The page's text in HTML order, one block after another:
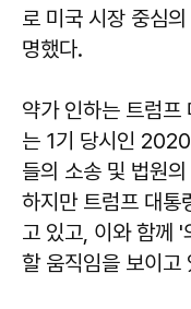
로 미국 시장 중심
명했다.
약가 인하는 트럼프
는 1기 당시인
들의 소송 및 법원
하지만 트럼프 대통
고 있고, 이와 함께
할 움직임을 보이고